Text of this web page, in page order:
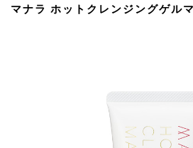
マナラ ホットクレンジングゲル